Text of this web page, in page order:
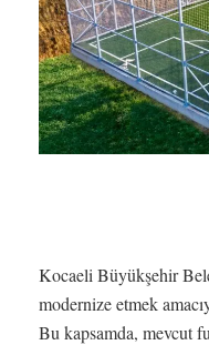
Kocaeli Büyükşehir
modernize etmek
Bu kapsamda, mevcut